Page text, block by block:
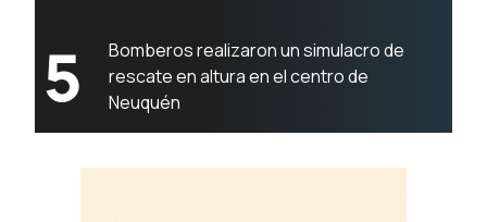
5
Bomberos realizaron un simulacro de
rescate en altura en el centro de
Neuquén